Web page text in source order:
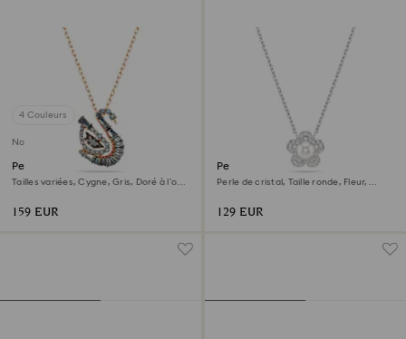
4 Couleurs
Nouveau
Pendentif Swan
Tailles variées, Cygne, Gris, Doré à l’or
159 EUR
Pendentif Ariana Grande x
Swarovski
Perle de cristal, Taille ronde, Fleur,
129 EUR